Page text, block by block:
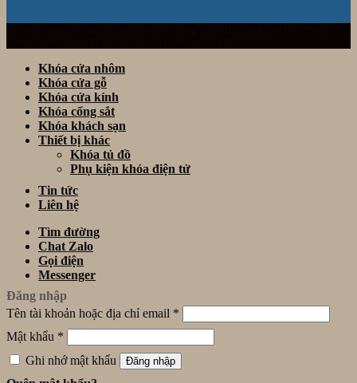
Khóa cửa nhôm
Khóa cửa gỗ
Khóa cửa kính
Khóa cổng sắt
Khóa khách sạn
Thiết bị khác
Khóa tủ đồ
Phụ kiện khóa điện tử
Tin tức
Liên hệ
Tìm đường
Chat Zalo
Gọi điện
Messenger
Đăng nhập
Tên tài khoản hoặc địa chỉ email *
Mật khẩu *
Ghi nhớ mật khẩu
Đăng nhập